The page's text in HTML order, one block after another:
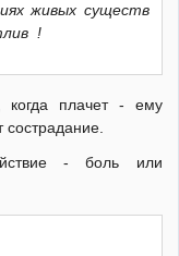
живых существ
!
когда плачет - ему
- боль или